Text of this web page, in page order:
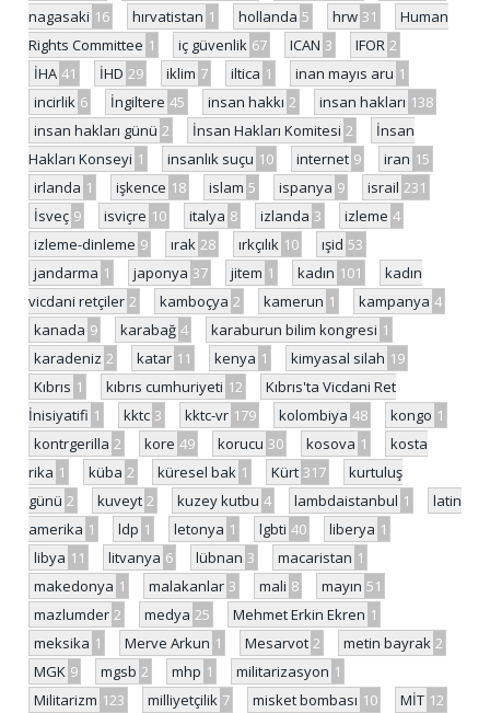
nagasaki 16 hırvatistan 1 hollanda 5 hrw 31
Human
Rights Committee 1 iç güvenlik 67 ICAN 3 IFOR 2
İHA 41 İHD 29 iklim 7 iltica 1 inan mayıs aru 1
incirlik 6 İngiltere 45 insan hakkı 2 insan hakları 138
insan hakları günü 2 İnsan Hakları Komitesi 2
İnsan
Hakları Konseyi 1 insanlık suçu 10 internet 9 iran 15
irlanda 1 işkence 18 islam 5 ispanya 9 israil 231
İsveç 9 isviçre 10 italya 8 izlanda 3 izleme 4
izleme-dinleme 9 ırak 28 ırkçılık 10 ışid 53
jandarma 1 japonya 37 jitem 1 kadın 101
kadın
vicdani retçiler 2 kamboçya 2 kamerun 1 kampanya 4
kanada 9 karabağ 4 karaburun bilim kongresi 1
karadeniz 2 katar 11 kenya 1 kimyasal silah 19
Kıbrıs 1 kıbrıs cumhuriyeti 12
Kıbrıs'ta Vicdani Ret
İnisiyatifi 1 kktc 3 kktc-vr 179 kolombiya 48 kongo 1
kontrgerilla 2 kore 49 korucu 30 kosova 1
kosta
rika 1 küba 2 küresel bak 1 Kürt 317
kurtuluş
günü 2 kuveyt 2 kuzey kutbu 4 lambdaistanbul 1
latin
amerika 1 ldp 1 letonya 1 lgbti 40 liberya 1
libya 11 litvanya 6 lübnan 3 macaristan 1
makedonya 1 malakanlar 3 mali 8 mayın 51
mazlumder 2 medya 25 Mehmet Erkin Ekren 1
meksika 1 Merve Arkun 1 Mesarvot 2 metin bayrak 2
MGK 9 mgsb 2 mhp 1 militarizasyon 1
Militarizm 123 milliyetçilik 7 misket bombası 10 MİT 12